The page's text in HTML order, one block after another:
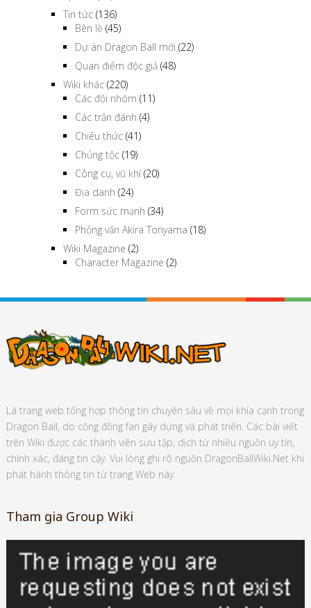
Tin tức (136)
Bên lề (45)
Dự án Dragon Ball mới (22)
Quan điểm độc giả (48)
Wiki khác (220)
Các đội nhóm (11)
Các trận đánh (4)
Chiêu thức (41)
Chủng tộc (19)
Công cụ, vũ khí(20)
Địa danh (24)
Form sức mạnh (34)
Phỏng vấn Akira Toriyama (18)
Wiki Magazine (2)
Character Magazine (2)
Là trang web tổng hợp thông tin chuyên sâu về mọi khía cạnh trong
Dragon Ball, do cộng đồng fan gây dựng và phát triển. Các bài viết
trên Wiki được các thành viên sưu tập, dịch từ nhiều nguồn uy tín,
chính xác, đáng tin cậy. Vui lòng ghi rõ nguồn DragonBallWiki.Net khi
phát hành thông tin từ trang Web này.
Tham gia Group Wiki